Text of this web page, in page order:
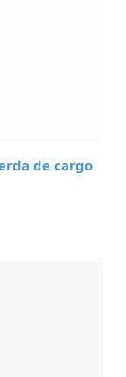
de cargo